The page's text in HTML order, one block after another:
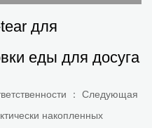
для
еды для досуга
： Следующая
накопленных